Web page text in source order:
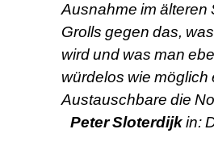
Ausnahme im älteren
Grolls gegen das,
wird und was man
würdelos wie möglich
Austauschbare die
Peter Sloterdijkin: